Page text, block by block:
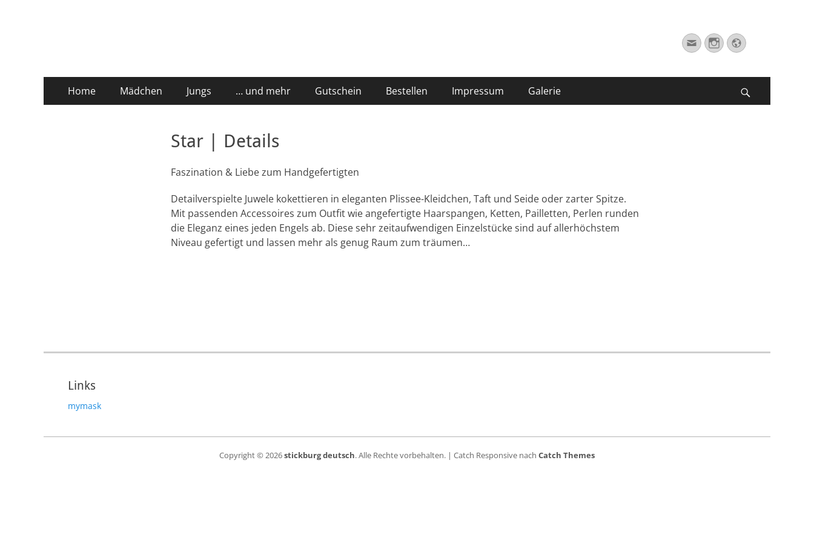
nach:
E-
Mail
Instagram
Website
Primäres
Menü
Inhalt
Home Mädchen Jungs … und mehr Gutschein Bestellen Impressum Galerie
Star | Details
Faszination & Liebe zum Handgefertigten
Detailverspielte Juwele kokettieren in eleganten Plissee-Kleidchen, Taft und Seide oder zarter Spitze.
Mit passenden Accessoires zum Outfit wie angefertigte Haarspangen, Ketten, Pailletten, Perlen runden
die Eleganz eines jeden Engels ab. Diese sehr zeitaufwendigen Einzelstücke sind auf allerhöchstem
Niveau gefertigt und lassen mehr als genug Raum zum träumen…
Links
mymask
Copyright © 2026stickburg deutsch. Alle Rechte vorbehalten. | Catch Responsive nach Catch Themes